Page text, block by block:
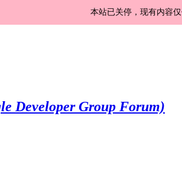
本站已关停，现有内容